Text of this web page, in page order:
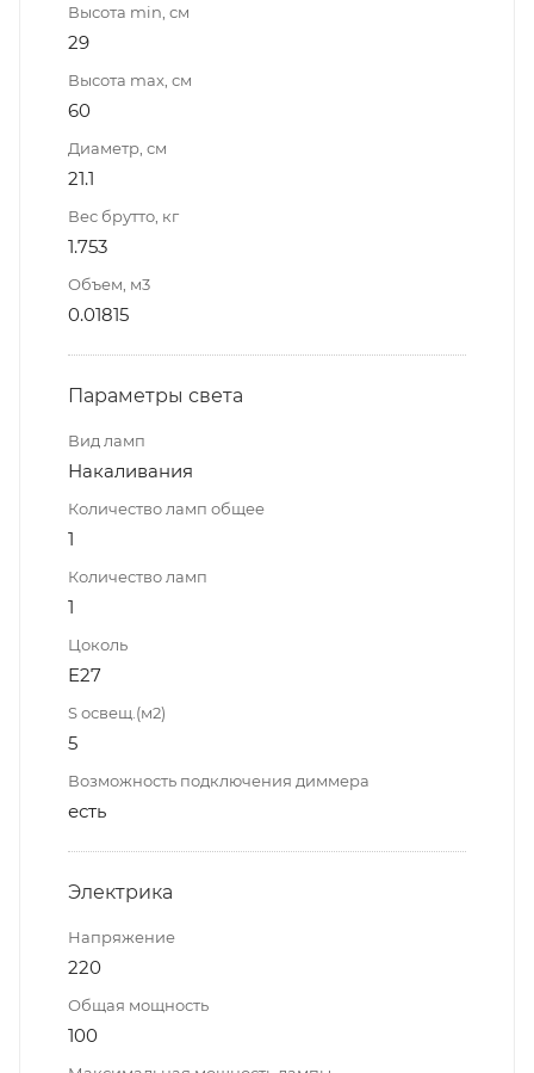
Высота min, см
29
Высота max, см
60
Диаметр, см
21.1
Вес брутто, кг
1.753
Объем, м3
0.01815
Параметры света
Вид ламп
Накаливания
Количество ламп общее
1
Количество ламп
1
Цоколь
E27
S освещ.(м2)
5
Возможность подключения диммера
есть
Электрика
Напряжение
220
Общая мощность
100